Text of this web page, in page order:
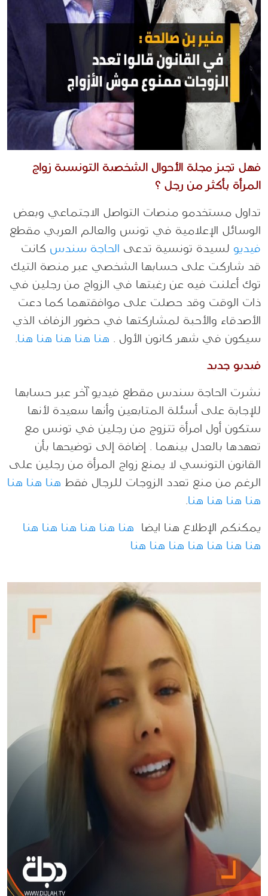
فهل تجيز مجلة الأحوال الشخصية التونسية زواج
المرأة بأكثر من رجل ؟
تداول مستخدمو منصات التواصل الاجتماعي وبعض
الوسائل الإعلامية في تونس والعالم العربي مقطع
فيديو لسيدة تونسية تدعى الحاجة سندس كانت
قد شاركت على حسابها الشخصي عبر منصة التيك
توك أعلنت فيه عن رغبتها في الزواج من رجلين في
ذات الوقت وقد حصلت على موافقتهما كما دعت
الأصدقاء والأحبة لمشاركتها في حضور الزفاف الذي
سيكون في شهر كانون الأول . هنا هنا هنا هنا هنا.
فيديو جديد
نشرت الحاجة سندس مقطع فيديو آخر عبر حسابها
للإجابة على أسئلة المتابعين وأنها سعيدة لأنها
ستكون أول امرأة تتزوج من رجلين في تونس مع
تعهدها بالعدل بينهما . إضافة إلى توضيحها بأن
القانون التونسي لا يمنع زواج المرأة من رجلين على
الرغم من منع تعدد الزوجات للرجال فقط هنا هنا هنا
هنا هنا هنا هنا.
يمكنكم الإطلاع هنا ايضا هنا هنا هنا هنا هنا هنا
هنا هنا هنا هنا هنا هنا هنا